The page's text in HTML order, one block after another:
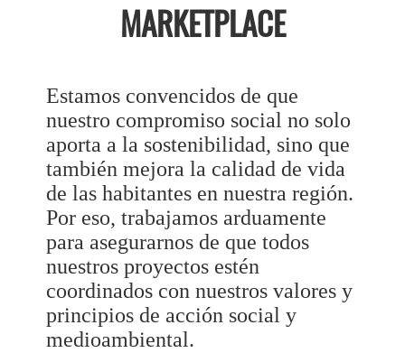
MARKETPLACE
Estamos convencidos de que
nuestro compromiso social no solo
aporta a la sostenibilidad, sino que
también mejora la calidad de vida
de las habitantes en nuestra región.
Por eso, trabajamos arduamente
para asegurarnos de que todos
nuestros proyectos estén
coordinados con nuestros valores y
principios de acción social y
medioambiental.